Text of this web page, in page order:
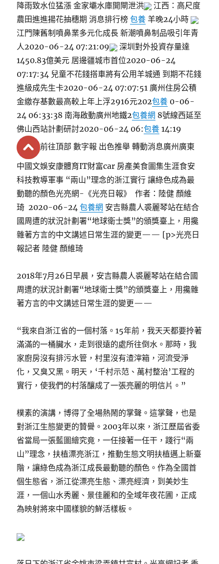
降雨致水位猛漲 金家壩水庫開閘泄洪
江西：高尺度
農田進進揚花抽穗期 消息排行榜包養 羊晚24小時
江門陳舊制噴鼻業多元化成長 新潮噴鼻制品吸引年青
人2020-06-24 07:21:09
深圳對外投資存量達
1450.83億美元 居邊疆城市首位2020-06-24
07:17:34 兒童不花錢搭車將有公用羊城通 到期不花錢
進級成先生卡2020-06-24 07:07:51 廣州住房公積
金繳存基數最高較上年上浮2916元202包養 0-06-
24 06:33:38 南海啟動廣州地鐵2包養網 8號線西延至
佛山西站計劃研討2020-06-24 06:包養 14:19
前往頂部 數字報 出色推舉 轉動消息廣州廣東
中國文娛安康體育IT財富car 房產美食圖集生涯食安
科技教導軍事 “兩山”理念的浙江實行 讓綠色成為最
動聽的顏色光亮網-《光亮日報》 作者：陸健 顏維
琦 2020-06-24包養網 安吉縣農人裘麗琴站在結合
國周遭的狀況計劃署“地球衛士獎”的頒獎臺上，用攙
雜著方言的中文講述日常生涯的變更—— [p>光亮日
報記者 陸健 顏維琦
2018年7月26日早晨，安吉縣農人裘麗琴站在結合國
周遭的狀況計劃署“地球衛士獎”的頒獎臺上，用攙雜
著方言的中文講述日常生涯的變更——
“我來自浙江省的一個村落。15年前，我天天都要拎著
滿滿的一桶臟水，走到很遠的處所往倒水。那時，我
家廚房沒有排污水管，村里沒有渣滓箱，河流受淨
化，又臭又黑。明天，‘千村示范、萬村整治’工程的
實行，使我們的村落釀成了一張亮麗的明信片。”
樸素的演講，博得了全場熱鬧的掌聲。這掌聲，也是
對浙江生態變更的贊譽。2003年以來，浙江歷屆省委
省當局一張藍圖繪究竟，一任接著一任干，踐行“兩
山”理念，扶植漂亮浙江，推動生態文明扶植邁上新臺
階，讓綠色成為浙江成長最動聽的顏色。作為全國首
個生態省，浙江從漂亮生態、漂亮經濟，到美妙生
涯，一個山水秀麗、景佳麗和的全域年夜花圃，正成
為映射將來中國樣貌的鮮活樣板。